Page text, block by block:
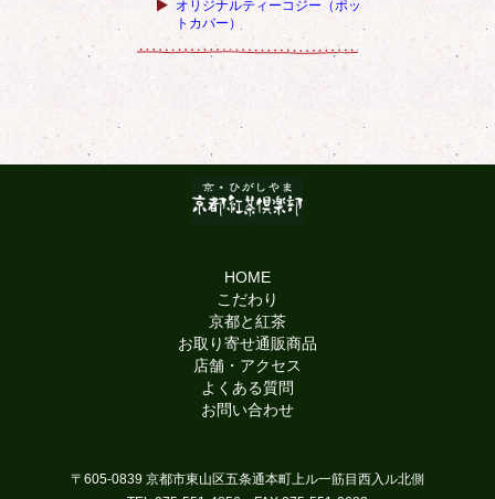
オリジナルティーコジー（ポッ
トカバー）
HOME
こだわり
京都と紅茶
お取り寄せ通販商品
店舗・アクセス
よくある質問
お問い合わせ
〒605-0839 京都市東山区五条通本町上ル一筋目西入ル北側